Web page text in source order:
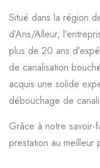
Situé dans la région
d’Ans/Alleur,
plus de 20 ans
de canalisation
acquis une solide
débouchage de
Grâce à notre savoir-
prestation au meilleur